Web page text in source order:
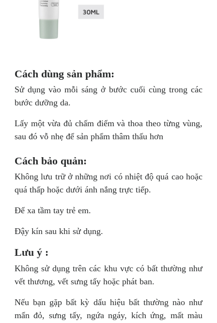
Cách dùng sản phẩm:
Sử dụng vào mỗi sáng ở bước cuối cùng trong các
bước dưỡng da.
Lấy một vừa đủ chấm điểm và thoa theo từng vùng,
sau đó vỗ nhẹ để sản phẩm thâm thấu hơn
Cách bảo quản:
Không lưu trữ ở những nơi có nhiệt độ quá cao hoặc
quá thấp hoặc dưới ánh nắng trực tiếp.
Để xa tầm tay trẻ em.
Đậy kín sau khi sử dụng.
Lưu ý :
Không sử dụng trên các khu vực có bất thường như
vết thương, vết sưng tấy hoặc phát ban.
Nếu bạn gặp bất kỳ dấu hiệu bất thường nào như
mẩn đỏ, sưng tấy, ngứa ngáy, kích ứng, mất màu